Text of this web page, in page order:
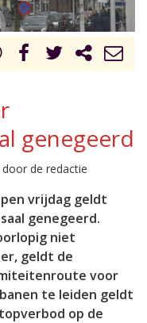
genegeerd
de redactie
vrijdag geldt
genegeerd.
niet
geldt de
voor
te leiden geldt
op de